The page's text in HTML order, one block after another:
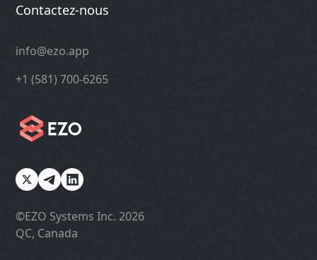
©️EZO Systems Inc. 2026
QC, Canada
Contactez-nous
info@ezo.app
+1 (581) 700-6265